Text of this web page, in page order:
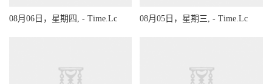
08月06日，星期四, - Time.Lc 08月05日，星期三, - Time.Lc